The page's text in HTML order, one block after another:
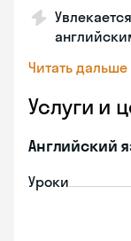
Читать дальше
Услуги и
Английский
Уроки